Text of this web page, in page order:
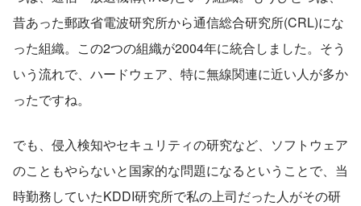
昔あった郵政省電波研究所から通信総合研究所(CRL)にな
った組織。この2つの組織が2004年に統合しました。そう
いう流れで、ハードウェア、特に無線関連に近い人が多か
ったですね。
でも、侵入検知やセキュリティの研究など、ソフトウェア
のこともやらないと国家的な問題になるということで、当
時勤務していたKDDI研究所で私の上司だった人がその研